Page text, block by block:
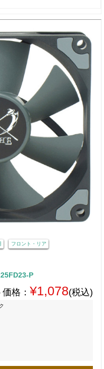
フロント・リア
P
格： ¥1,078(税込)